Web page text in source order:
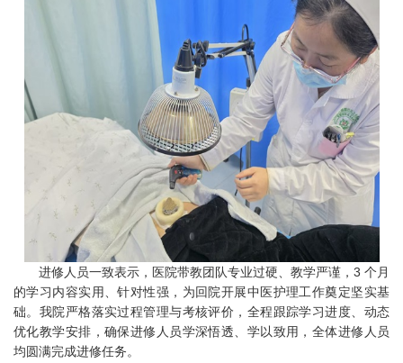
进修人员一致表示，医院带教团队专业过硬、教学严谨，3 个月
的学习内容实用、针对性强，为回院开展中医护理工作奠定坚实基
础。我院严格落实过程管理与考核评价，全程跟踪学习进度、动态
优化教学安排，确保进修人员学深悟透、学以致用，全体进修人员
均圆满完成进修任务。